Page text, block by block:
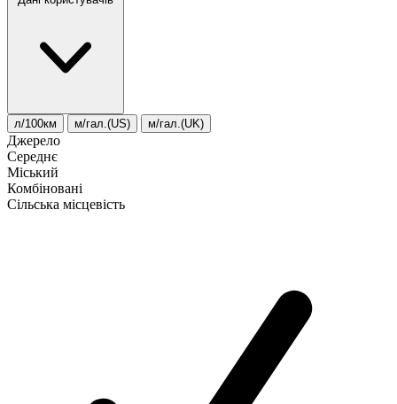
л/100км м/гал.(US) м/гал.(UK)
Джерело
Середнє
Міський
Комбіновані
Сільська місцевість